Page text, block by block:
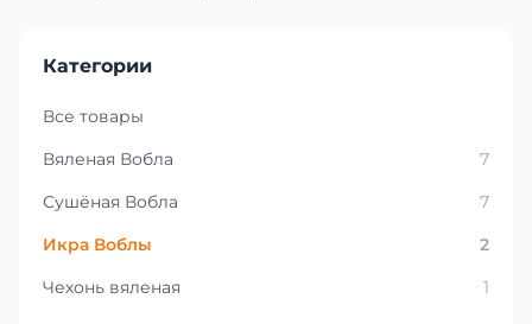
Категории
Все товары
Вяленая Вобла
7
Сушёная Вобла
7
Икра Воблы
2
Чехонь вяленая
1